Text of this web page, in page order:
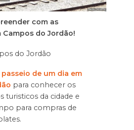
com as
Campos do Jordão!
do Jordão
passeio de um dia em
para conhecer os
turisticos da cidade e
para compras de